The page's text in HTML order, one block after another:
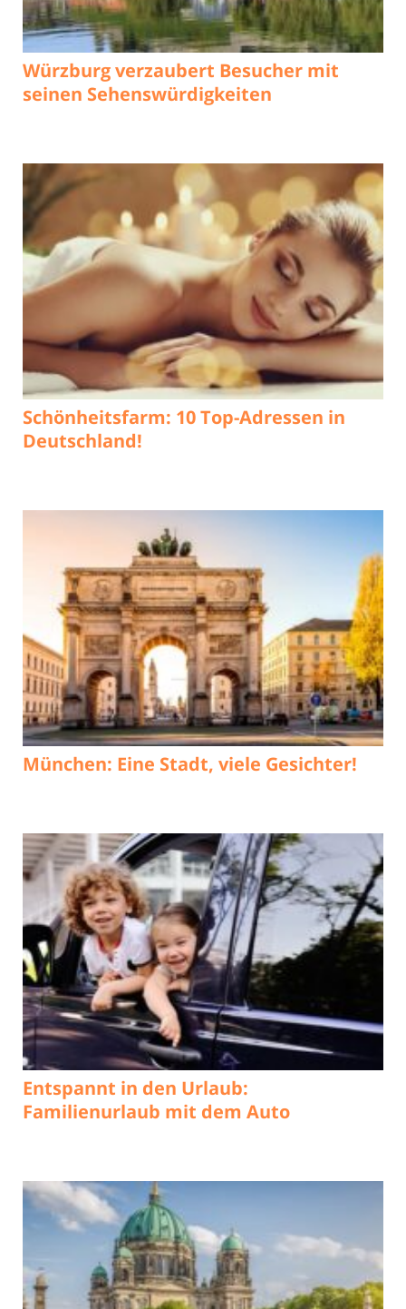
Würzburg verzaubert Besucher mit
seinen Sehenswürdigkeiten
Schönheitsfarm: 10 Top-Adressen in
Deutschland!
München: Eine Stadt, viele Gesichter!
Entspannt in den Urlaub:
Familienurlaub mit dem Auto